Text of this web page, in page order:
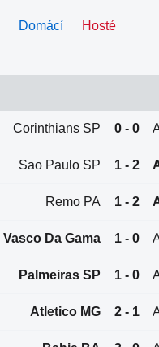
Domácí Hosté
Corinthians SP 0 - 0
Sao Paulo SP 1 - 2
Remo PA 1 - 2
Vasco Da Gama 1 - 0
Palmeiras SP 1 - 0
Atletico MG 2 - 1